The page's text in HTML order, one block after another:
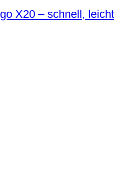
X20 – schnell, leicht